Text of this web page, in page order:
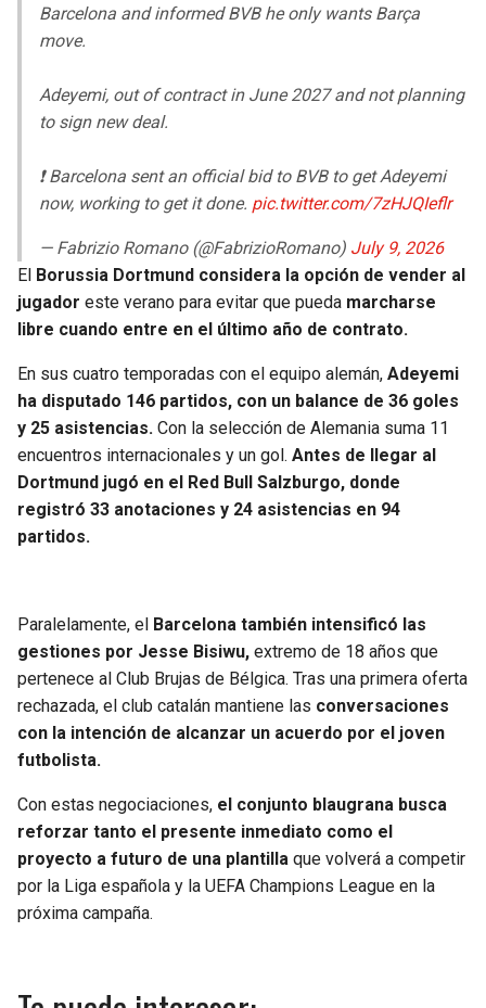
Barcelona and informed BVB he only wants Barça
move.
Adeyemi, out of contract in June 2027 and not planning
to sign new deal.
❗️ Barcelona sent an official bid to BVB to get Adeyemi
now, working to get it done. pic.twitter.com/7zHJQIeflr
— Fabrizio Romano (@FabrizioRomano) July 9, 2026
El Borussia Dortmund considera la opción de vender al
jugador este verano para evitar que pueda marcharse
libre cuando entre en el último año de contrato.
En sus cuatro temporadas con el equipo alemán, Adeyemi
ha disputado 146 partidos, con un balance de 36 goles
y 25 asistencias. Con la selección de Alemania suma 11
encuentros internacionales y un gol. Antes de llegar al
Dortmund jugó en el Red Bull Salzburgo, donde
registró 33 anotaciones y 24 asistencias en 94
partidos.
Paralelamente, el Barcelona también intensificó las
gestiones por Jesse Bisiwu, extremo de 18 años que
pertenece al Club Brujas de Bélgica. Tras una primera oferta
rechazada, el club catalán mantiene las conversaciones
con la intención de alcanzar un acuerdo por el joven
futbolista.
Con estas negociaciones, el conjunto blaugrana busca
reforzar tanto el presente inmediato como el
proyecto a futuro de una plantilla que volverá a competir
por la Liga española y la UEFA Champions League en la
próxima campaña.